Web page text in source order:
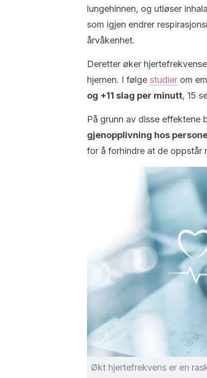
lungehinnen, og utløser
som igjen endrer
årvåkenhet.
Deretter øker
hjernen. I følge studier om
og +11 slag per minutt, 15
På grunn av disse effektene
gjenopplivning hos
for å forhindre at de oppstår
Økt hjertefrekvens er en